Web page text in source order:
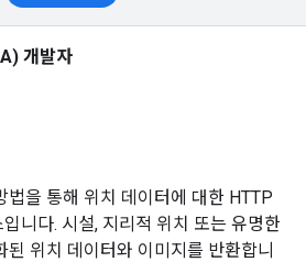
개발자
을 통해 위치 데이터에 대한 HTTP
니다. 시설, 지리적 위치 또는 유명한
위치 데이터와 이미지를 반환합니